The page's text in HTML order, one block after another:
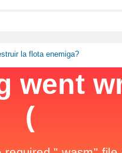
la flota enemiga?